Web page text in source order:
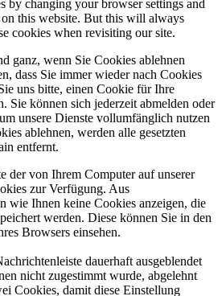
by changing your browser settings and
this website. But this will always
cookies when revisiting our site.
ganz, wenn Sie Cookies ablehnen
dass Sie immer wieder nach Cookies
uns bitte, einen Cookie für Ihre
Sie können sich jederzeit abmelden oder
unsere Dienste vollumfänglich nutzen
ablehnen, werden alle gesetzten
entfernt.
der von Ihrem Computer auf unserer
zur Verfügung. Aus
wie Ihnen keine Cookies anzeigen, die
werden. Diese können Sie in den
Browsers einsehen.
dauerhaft ausgeblendet
nicht zugestimmt wurde, abgelehnt
Cookies, damit diese Einstellung